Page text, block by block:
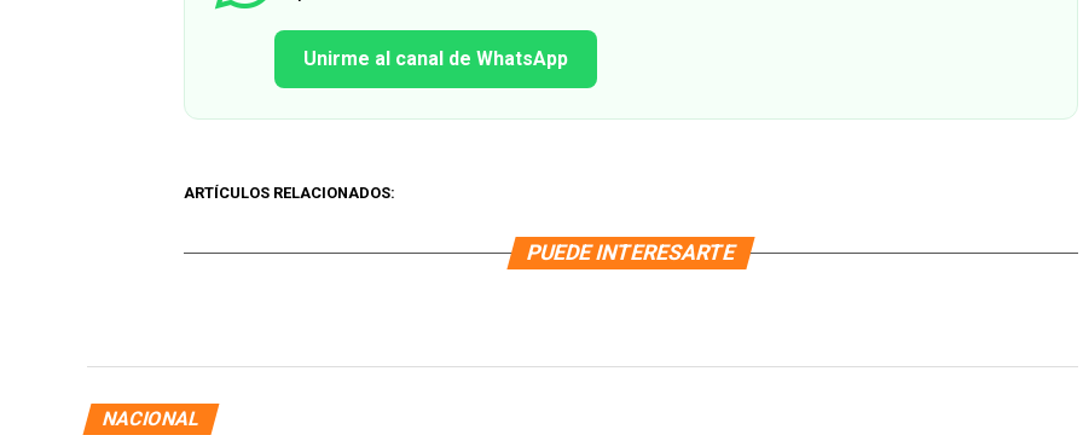
Unirme al canal de WhatsApp
ARTÍCULOS RELACIONADOS:
PUEDE INTERESARTE
NACIONAL